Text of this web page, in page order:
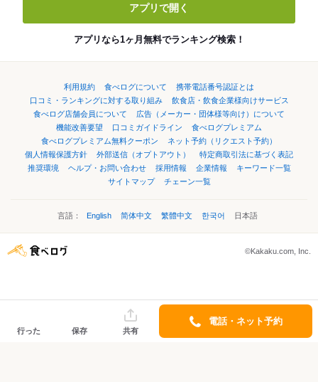
アプリで開く
アプリなら1ヶ月無料でランキング検索！
利用規約 食べログについて
携帯電話番号認証とは
口コミ・ランキングに対する取り組み
飲食店・飲食企業様向けサービス
食べログ店舗会員について
広告（メーカー・団体様等向け）について
機能改善要望
口コミガイドライン
食べログプレミアム
食べログプレミアム無料クーポン
ネット予約（リクエスト予約）
個人情報保護方針
外部送信（オプトアウト）
特定商取引法に基づく表記
推奨環境
ヘルプ・お問い合わせ 採用情報 企業情報
キーワード一覧
サイトマップ
チェーン一覧
言語： English 简体中文 繁體中文 한국어 日本語
©Kakaku.com, Inc.
行った 保存 共有
電話・ネット予約